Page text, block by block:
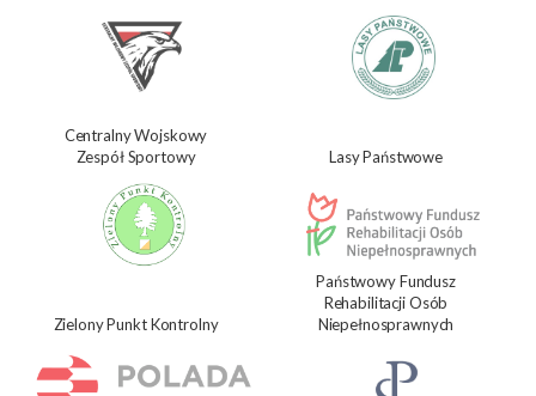
Centralny Wojskowy
Zespół Sportowy
Lasy Państwowe
Zielony Punkt Kontrolny
Państwowy Fundusz
Rehabilitacji Osób
Niepełnosprawnych